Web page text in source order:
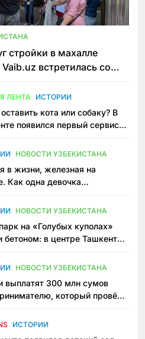
стройки в махалле
встретилась со
ЛЕНТА ИСТОРИИ
кота или собаку? В
появился первый сервис
НОВОСТИ УЗБЕКИСТАНА
в жизни, железная на
Как одна девочка
НОВОСТИ УЗБЕКИСТАНА
на «Голубых куполах»
бетоном: в центре Ташкента
НОВОСТИ УЗБЕКИСТАНА
выплатят 300 млн сумов
который провёл
ИСТОРИИ